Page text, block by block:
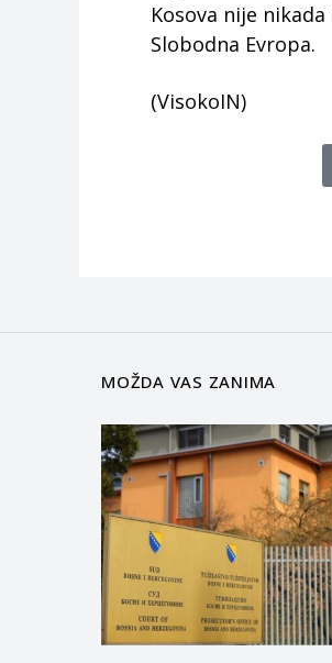
Kosova nije
Slobodna Evropa.
(VisokoIN)
MOŽDA VAS ZANIMA